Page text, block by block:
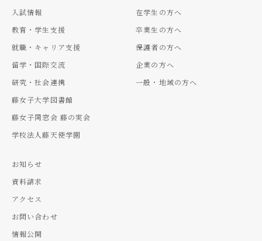
入試情報
教育・学生支援
就職・キャリア支援
留学・国際交流
研究・社会連携
藤女子大学図書館
藤女子同窓会 藤の実会
学校法人藤天使学園
在学生の方へ
卒業生の方へ
保護者の方へ
企業の方へ
一般・地域の方へ
お知らせ
資料請求
アクセス
お問い合わせ
情報公開